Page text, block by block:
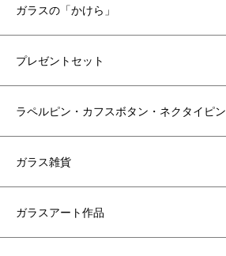
ガラスの「かけら」
プレゼントセット
ラペルピン・カフスボタン・ネクタイピン
ガラス雑貨
ガラスアート作品